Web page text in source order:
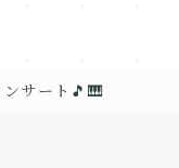
サート🎵🎹